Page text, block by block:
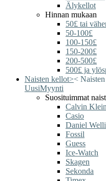
Älykellot
Hinnan mukaan
50£ tai
50-100£
100-150£
150-200£
200-500£
500£ ja
Naisten kellot><
UusiMyynti
Suosituimmat
Calvin Klein
Casio
Daniel
Fossil
Guess
Ice-Watch
Skagen
Sekonda